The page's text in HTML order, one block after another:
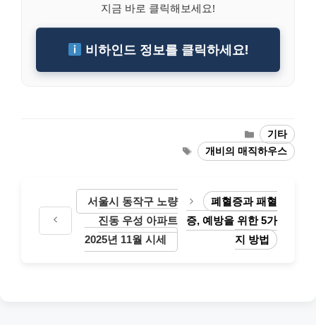
지금 바로 클릭해보세요!
비하인드 정보를 클릭하세요!
Categories
기타
Tags
개비의 매직하우스
서울시 동작구 노량
진동 우성 아파트
2025년 11월 시세
폐혈증과 패혈
증, 예방을 위한 5가
지 방법